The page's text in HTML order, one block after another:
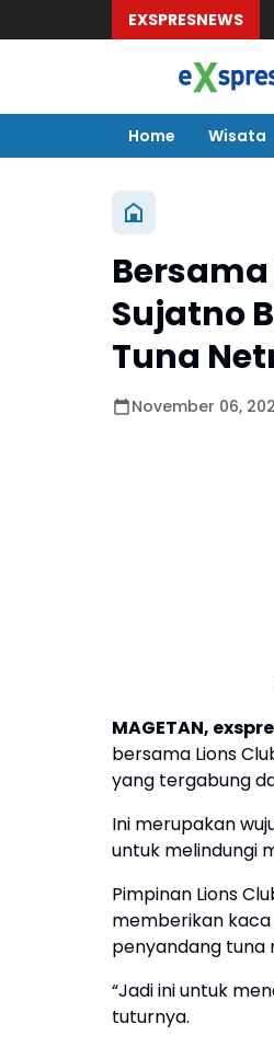
EXSPRESNEWS
Home
Wisata
Sujatno
Tuna
November 06,
MAGETAN,
bersama Lions
yang tergabung
Ini merupakan
untuk melindungi
Pimpinan Lions
memberikan
penyandang tuna
“Jadi ini untuk
tuturnya.